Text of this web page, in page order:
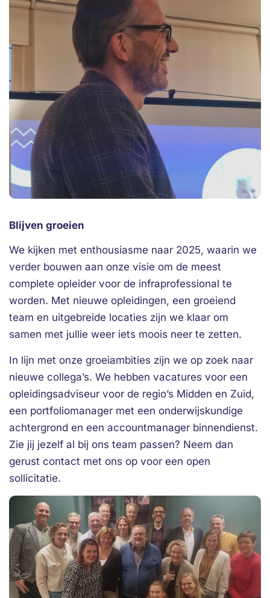
Blijven groeien
We kijken met enthousiasme naar 2025, waarin we
verder bouwen aan onze visie om de meest
complete opleider voor de infraprofessional te
worden. Met nieuwe opleidingen, een groeiend
team en uitgebreide locaties zijn we klaar om
samen met jullie weer iets moois neer te zetten.
In lijn met onze groeiambities zijn we op zoek naar
nieuwe collega’s. We hebben vacatures voor een
opleidingsadviseur voor de regio’s Midden en Zuid,
een portfoliomanager met een onderwijskundige
achtergrond en een accountmanager binnendienst.
Zie jij jezelf al bij ons team passen? Neem dan
gerust contact met ons op voor een open
sollicitatie.